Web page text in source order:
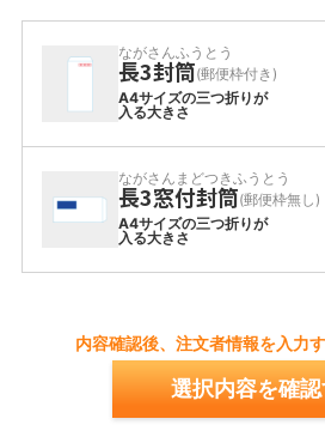
ながさんふうとう
長3封筒(郵便枠付き)
A4サイズの三つ折りが
入る大きさ
ながさんまどつきふうとう
長3窓付封筒(郵便枠無し)
A4サイズの三つ折りが
入る大きさ
内容確認後、注文者情報を入力
選択内容を確